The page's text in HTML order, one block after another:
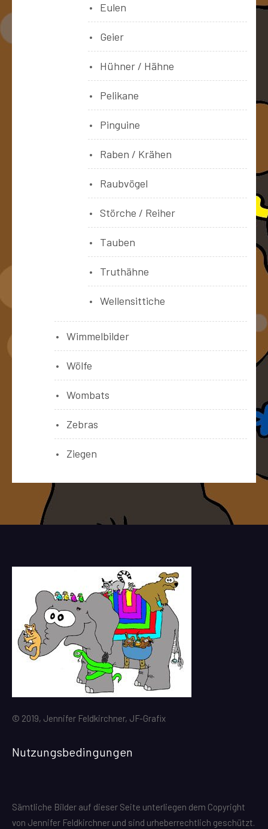
Eulen
Geier
Hühner / Hähne
Pelikane
Pinguine
Raben / Krähen
Raubvögel
Störche / Reiher
Tauben
Truthähne
Wellensittiche
Wimmelbilder
Wölfe
Wombats
Zebras
Ziegen
© 2019, Jennifer Feldkirchner, JF-Grafix
Nutzungsbedingungen
Sämtliche Bilder auf dieser Seite unterliegen dem Copyright
von Jennifer Feldkirchner und sind urheberrechtlich geschützt.